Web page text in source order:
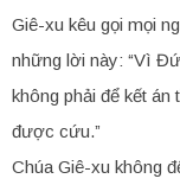
Giê-xu kêu gọi mọi
những lời này: “Vì
không phải để kết án
được cứu.”
Chúa Giê-xu không